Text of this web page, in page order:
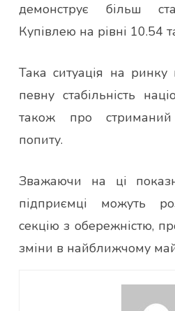
демонструє більш
Купівлею на рівні 10.54
Така ситуація на
певну стабільність
також про стриманий
попиту.
Зважаючи на ці
підприємці можуть
секцію з обережністю,
зміни в найближчому